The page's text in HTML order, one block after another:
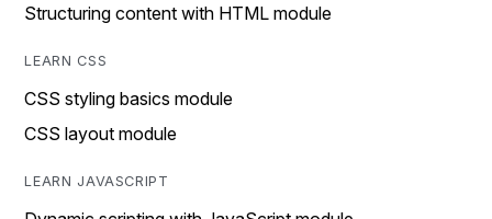
Structuring content with HTML module
LEARN CSS
CSS styling basics module
CSS layout module
LEARN JAVASCRIPT